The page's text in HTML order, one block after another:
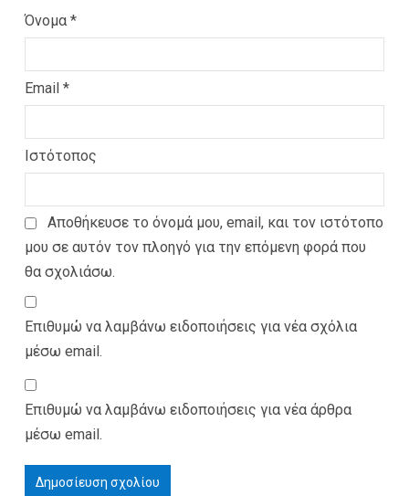
Όνομα *
Email *
Ιστότοπος
Αποθήκευσε το όνομά μου, email, και τον ιστότοπο
μου σε αυτόν τον πλοηγό για την επόμενη φορά που
θα σχολιάσω.
Επιθυμώ να λαμβάνω ειδοποιήσεις για νέα σχόλια
μέσω email.
Επιθυμώ να λαμβάνω ειδοποιήσεις για νέα άρθρα
μέσω email.